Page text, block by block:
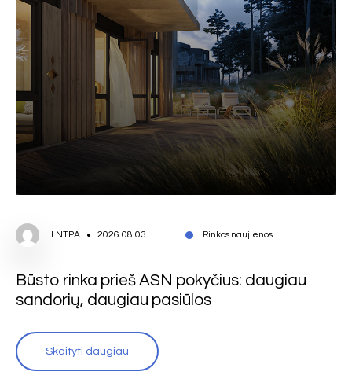
LNTPA 2026.08.03 Rinkos naujienos
Būsto rinka prieš ASN pokyčius: daugiau
sandorių, daugiau pasiūlos
Skaityti daugiau